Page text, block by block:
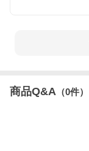
商品Q&A （0件）